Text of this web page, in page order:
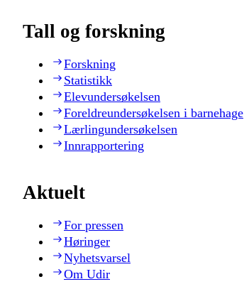
Tall og forskning
Forskning
Statistikk
Elevundersøkelsen
Foreldreundersøkelsen i barnehage
Lærlingundersøkelsen
Innrapportering
Aktuelt
For pressen
Høringer
Nyhetsvarsel
Om Udir